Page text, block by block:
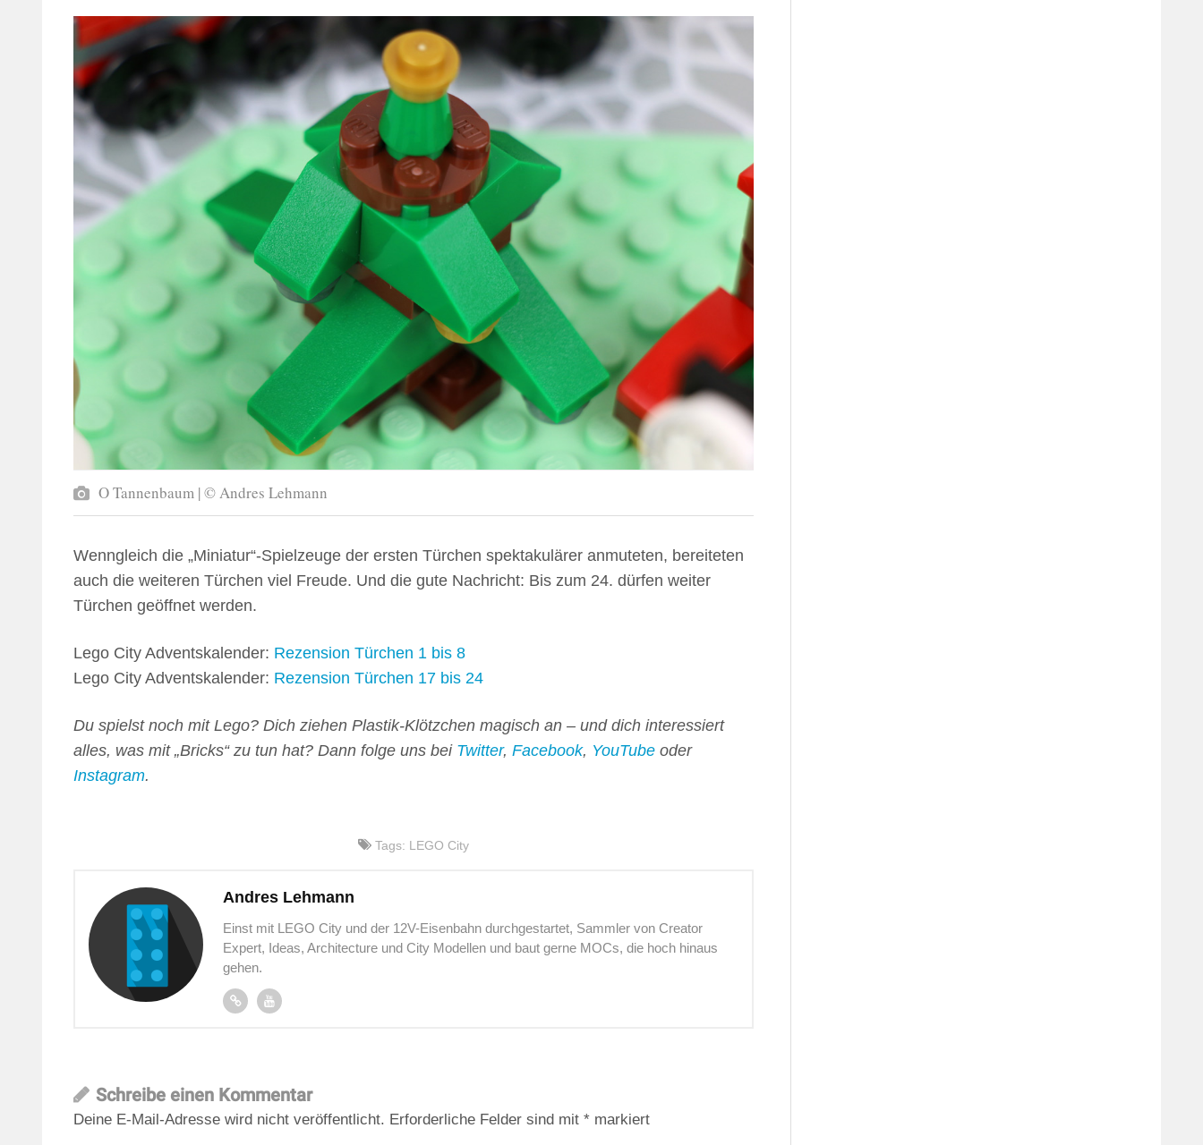
O Tannenbaum | © Andres Lehmann
Wenngleich die „Miniatur“-Spielzeuge der ersten Türchen spektakulärer anmuteten, bereiteten
auch die weiteren Türchen viel Freude. Und die gute Nachricht: Bis zum 24. dürfen weiter
Türchen geöffnet werden.
Lego City Adventskalender: Rezension Türchen 1 bis 8
Lego City Adventskalender: Rezension Türchen 17 bis 24
Du spielst noch mit Lego? Dich ziehen Plastik-Klötzchen magisch an – und dich interessiert
alles, was mit „Bricks“ zu tun hat? Dann folge uns bei Twitter, Facebook, YouTube oder
Instagram.
Tags: LEGO City
Andres Lehmann
Einst mit LEGO City und der 12V-Eisenbahn durchgestartet, Sammler von Creator
Expert, Ideas, Architecture und City Modellen und baut gerne MOCs, die hoch hinaus
gehen.
Schreibe einen Kommentar
Deine E-Mail-Adresse wird nicht veröffentlicht. Erforderliche Felder sind mit * markiert